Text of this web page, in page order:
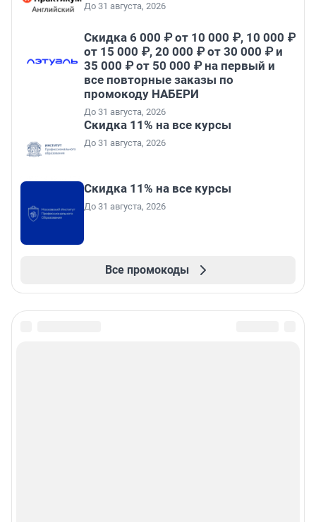
До 31 августа, 2026
Скидка 6 000 ₽ от 10 000 ₽, 10 000 ₽
от 15 000 ₽, 20 000 ₽ от 30 000 ₽ и
35 000 ₽ от 50 000 ₽ на первый и
все повторные заказы по
промокоду НАБЕРИ
До 31 августа, 2026
Скидка 11% на все курсы
До 31 августа, 2026
Скидка 11% на все курсы
До 31 августа, 2026
Все промокоды